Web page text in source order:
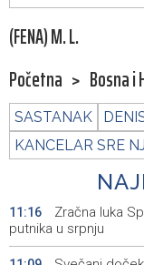
(FENA) M. L.
Početna > Bosna i
SASTANAK
KANCELAR SRE
11:16
Zračna luka
putnika u srpnju